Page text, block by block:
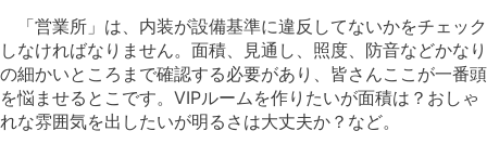
「営業所」は、内装が設備基準に違反してないかをチェック
しなければなりません。面積、見通し、照度、防音などかなり
の細かいところまで確認する必要があり、皆さんここが一番頭
を悩ませるとこです。VIPルームを作りたいが面積は？おしゃ
れな雰囲気を出したいが明るさは大丈夫か？など。